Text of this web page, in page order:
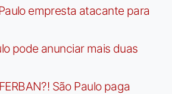
empresta atacante para
pode anunciar mais duas
São Paulo paga